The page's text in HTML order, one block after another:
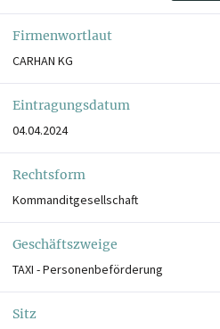
Firmenwortlaut
CARHAN KG
Eintragungsdatum
04.04.2024
Rechtsform
Kommanditgesellschaft
Geschäftszweige
TAXI - Personenbeförderung
Sitz